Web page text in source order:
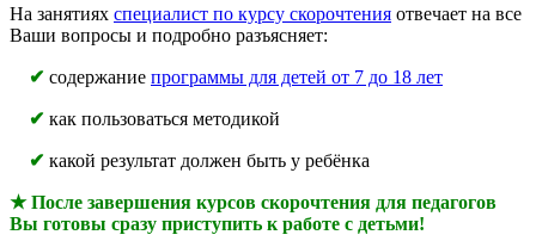
На занятиях специалист по курсу скорочтения отвечает на все
Ваши вопросы и подробно разъясняет:
✔ содержание программы для детей от 7 до 18 лет
✔ как пользоваться методикой
✔ какой результат должен быть у ребёнка
★ После завершения курсов скорочтения для педагогов
Вы готовы сразу приступить к работе с детьми!